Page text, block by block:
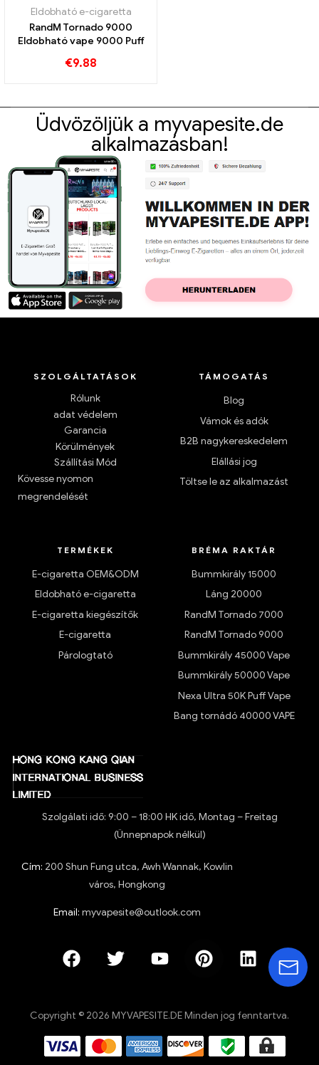
Eldobható e-cigaretta
RandM Tornado 9000
Eldobható vape 9000 Puff
€9.88
Üdvözöljük a myvapesite.de
alkalmazásban!
SZOLGÁLTATÁSOK
Rólunk
adat védelem
Garancia
Körülmények
Szállítási Mód
Kövesse nyomon
megrendelését
TÁMOGATÁS
Blog
Vámok és adók
B2B nagykereskedelem
Elállási jog
Töltse le az alkalmazást
TERMÉKEK
E-cigaretta OEM&ODM
Eldobható e-cigaretta
E-cigaretta kiegészítők
E-cigaretta
Párologtató
BRÉMA RAKTÁR
Bummkirály 15000
Láng 20000
RandM Tornado 7000
RandM Tornado 9000
Bummkirály 45000 Vape
Bummkirály 50000 Vape
Nexa Ultra 50K Puff Vape
Bang tornádó 40000 VAPE
Szolgálati idő: 9:00 – 18:00 HK idő, Montag – Freitag
(Ünnepnapok nélkül)
Cím: 200 Shun Fung utca, Awh Wannak, Kowlin
város, Hongkong
Email: myvapesite@outlook.com
Copyright © 2026 MYVAPESITE.DE Minden jog fenntartva.